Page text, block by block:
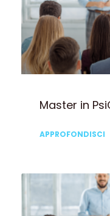
Master in
APPROFONDISCI